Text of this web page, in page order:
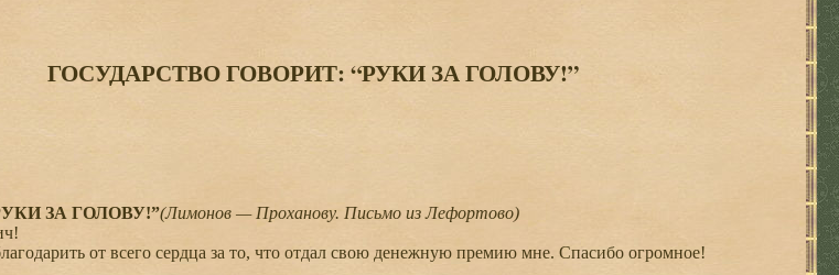
ГОСУДАРСТВО ГОВОРИТ: “РУКИ ЗА ГОЛОВУ!”
ЗА ГОЛОВУ!”(Лимонов — Проханову. Письмо из Лефортово)
от всего сердца за то, что отдал свою денежную премию мне. Спасибо огромное!